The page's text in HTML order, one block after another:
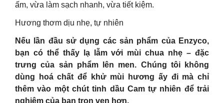
ấm, vừa làm sạch nhanh, vừa tiết kiệm.
Hương thơm dịu nhẹ, tự nhiên
Nếu lần đầu sử dụng các sản phẩm của Enzyco,
bạn có thể thấy lạ lẫm với mùi chua nhẹ – đặc
trưng của sản phẩm lên men. Chúng tôi không
dùng hoá chất để khử mùi hương ấy đi mà chỉ
thêm vào một chút tinh dầu Cam tự nhiên để trải
nghiệm của bạn trọn vẹn hơn.